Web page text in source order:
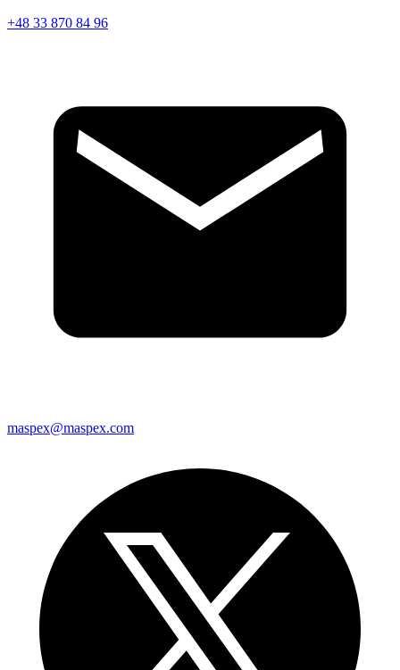
+48 33 870 84 96
maspex@maspex.com